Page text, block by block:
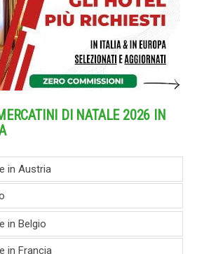
DI NATALE 2026 IN
in Austria
in Belgio
in Francia